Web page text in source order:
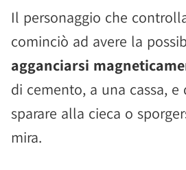
Il personaggio che
cominciò ad avere la
agganciarsi
di cemento, a una cassa,
sparare alla cieca o
mira.